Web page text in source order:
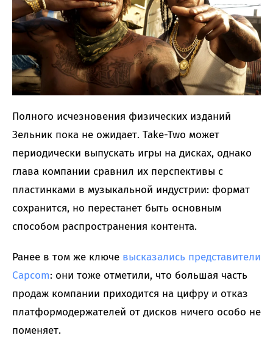
Полного исчезновения физических изданий
Зельник пока не ожидает. Take-Two может
периодически выпускать игры на дисках, однако
глава компании сравнил их перспективы с
пластинками в музыкальной индустрии: формат
сохранится, но перестанет быть основным
способом распространения контента.
Ранее в том же ключе высказались представители
Capcom: они тоже отметили, что большая часть
продаж компании приходится на цифру и отказ
платформодержателей от дисков ничего особо не
поменяет.